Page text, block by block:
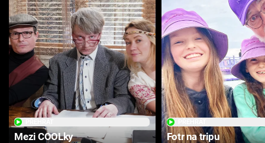
Mezi COOLky Fotr na tripu